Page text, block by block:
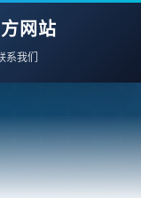
网站
系我们